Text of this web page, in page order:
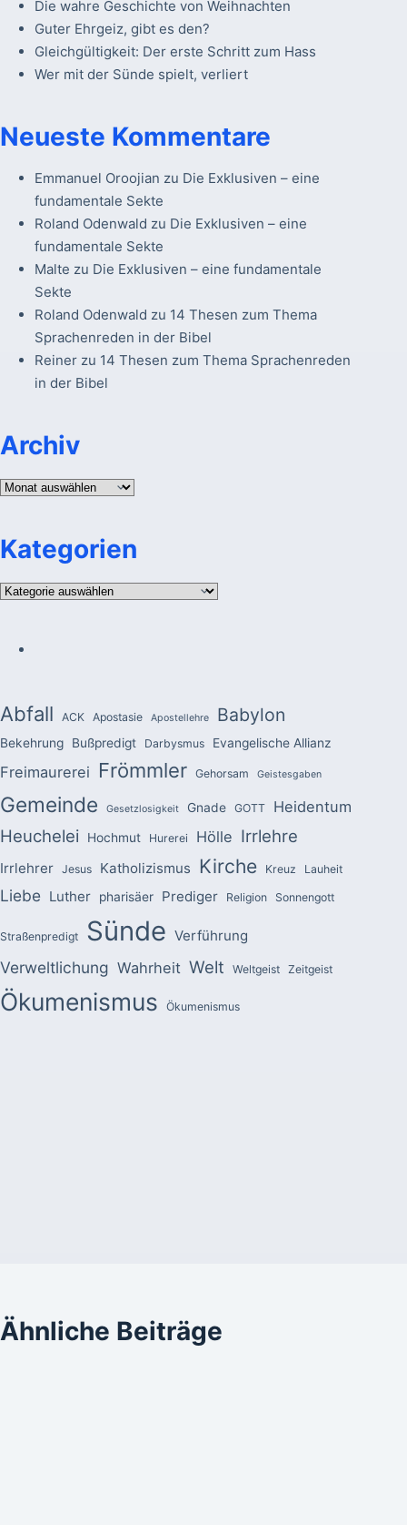
Die wahre Geschichte von Weihnachten
Guter Ehrgeiz, gibt es den?
Gleichgültigkeit: Der erste Schritt zum Hass
Wer mit der Sünde spielt, verliert
Neueste Kommentare
Emmanuel Oroojian zu Die Exklusiven – eine
fundamentale Sekte
Roland Odenwald zu Die Exklusiven – eine
fundamentale Sekte
Malte zu Die Exklusiven – eine fundamentale
Sekte
Roland Odenwald zu 14 Thesen zum Thema
Sprachenreden in der Bibel
Reinerzu 14 Thesen zum Thema Sprachenreden
in der Bibel
Archiv
Archiv
Kategorien
Kategorien
Abfall ACK Apostasie Apostellehre Babylon
Bekehrung Bußpredigt Darbysmus Evangelische Allianz
Freimaurerei Frömmler Gehorsam Geistesgaben
Gemeinde Gesetzlosigkeit Gnade GOTT Heidentum
Heuchelei Hochmut Hurerei Hölle Irrlehre
Irrlehrer Jesus Katholizismus Kirche Kreuz Lauheit
Liebe Luther pharisäer Prediger Religion Sonnengott
Straßenpredigt Sünde Verführung
Verweltlichung Wahrheit Welt Weltgeist Zeitgeist
Ökumenismus Ökumenismus
Ähnliche Beiträge